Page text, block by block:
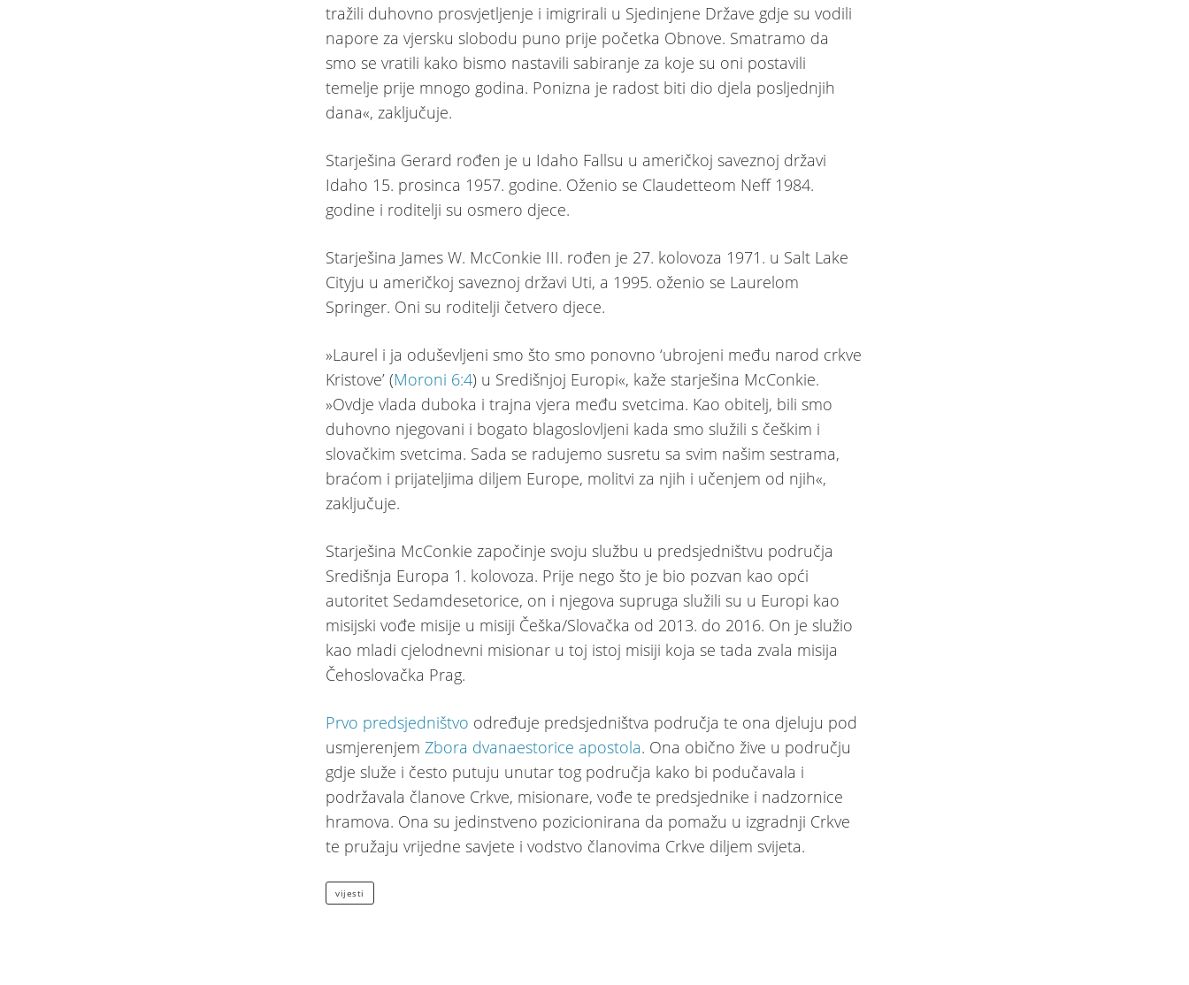
tražili duhovno prosvjetljenje i imigrirali u Sjedinjene Države gdje su vodili
napore za vjersku slobodu puno prije početka Obnove. Smatramo da
smo se vratili kako bismo nastavili sabiranje za koje su oni postavili
temelje prije mnogo godina. Ponizna je radost biti dio djela posljednjih
dana«, zaključuje.
Starješina Gerard rođen je u Idaho Fallsu u američkoj saveznoj državi
Idaho 15. prosinca 1957. godine. Oženio se Claudetteom Neff 1984.
godine i roditelji su osmero djece.
Starješina James W. McConkie III. rođen je 27. kolovoza 1971. u Salt Lake
Cityju u američkoj saveznoj državi Uti, a 1995. oženio se Laurelom
Springer. Oni su roditelji četvero djece.
»Laurel i ja oduševljeni smo što smo ponovno ‘ubrojeni među narod crkve
Kristove’ (Moroni 6:4) u Središnjoj Europi«, kaže starješina McConkie.
»Ovdje vlada duboka i trajna vjera među svetcima. Kao obitelj, bili smo
duhovno njegovani i bogato blagoslovljeni kada smo služili s češkim i
slovačkim svetcima. Sada se radujemo susretu sa svim našim sestrama,
braćom i prijateljima diljem Europe, molitvi za njih i učenjem od njih«,
zaključuje.
Starješina McConkie započinje svoju službu u predsjedništvu područja
Središnja Europa 1. kolovoza. Prije nego što je bio pozvan kao opći
autoritet Sedamdesetorice, on i njegova supruga služili su u Europi kao
misijski vođe misije u misiji Češka/Slovačka od 2013. do 2016. On je služio
kao mladi cjelodnevni misionar u toj istoj misiji koja se tada zvala misija
Čehoslovačka Prag.
Prvo predsjedništvo određuje predsjedništva područja te ona djeluju pod
usmjerenjemZbora dvanaestorice apostola. Ona obično žive u području
gdje služe i često putuju unutar tog područja kako bi podučavala i
podržavala članove Crkve, misionare, vođe te predsjednike i nadzornice
hramova. Ona su jedinstveno pozicionirana da pomažu u izgradnji Crkve
te pružaju vrijedne savjete i vodstvo članovima Crkve diljem svijeta.
vijesti